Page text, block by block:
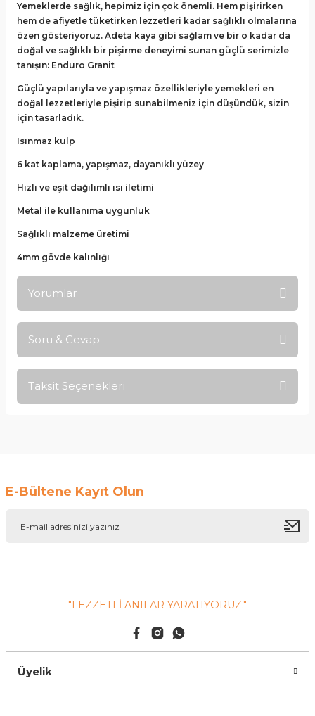
Yemeklerde sağlık, hepimiz için çok önemli. Hem pişirirken
hem de afiyetle tüketirken lezzetleri kadar sağlıklı olmalarına
özen gösteriyoruz. Adeta kaya gibi sağlam ve bir o kadar da
doğal ve sağlıklı bir pişirme deneyimi sunan güçlü serimizle
tanışın: Enduro Granit
Güçlü yapılarıyla ve yapışmaz özellikleriyle yemekleri en
doğal lezzetleriyle pişirip sunabilmeniz için düşündük, sizin
için tasarladık.
Isınmaz kulp
6 kat kaplama, yapışmaz, dayanıklı yüzey
Hızlı ve eşit dağılımlı ısı iletimi
Metal ile kullanıma uygunluk
Sağlıklı malzeme üretimi
4mm gövde kalınlığı
Yorumlar
Soru & Cevap
Taksit Seçenekleri
E-Bültene Kayıt Olun
"LEZZETLİ ANILAR YARATIYORUZ."
Üyelik